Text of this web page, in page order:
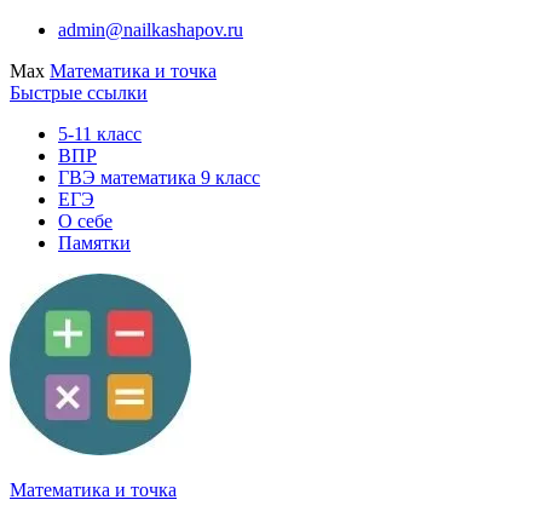
Перейти
содержимому
admin@nailkashapov.ru
Max Математика и точка
Быстрые ссылки
5-11 класс
ВПР
ГВЭ математика 9 класс
ЕГЭ
О себе
Памятки
Математика и точка